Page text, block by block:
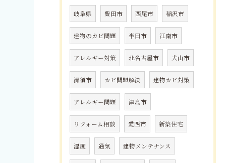
岐阜県 豊田市 西尾市 稲沢市
建物のカビ問題 半田市 江南市
アレルギー対策 北名古屋市 犬山市
清須市 カビ問題解決 建物カビ対策
アレルギー問題 津島市
リフォーム相談 愛西市 新築住宅
湿度 通気 建物メンテナンス